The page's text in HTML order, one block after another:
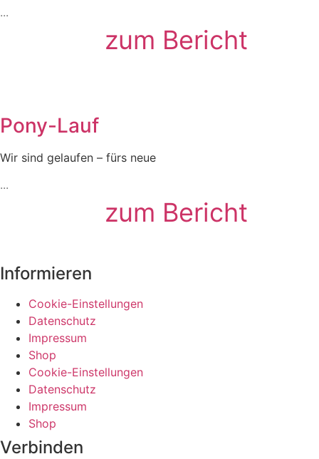
zum Bericht
Pony-Lauf
Wir sind gelaufen – fürs neue
zum Bericht
Informieren
Cookie-Einstellungen
Datenschutz
Impressum
Shop
Cookie-Einstellungen
Datenschutz
Impressum
Shop
Verbinden